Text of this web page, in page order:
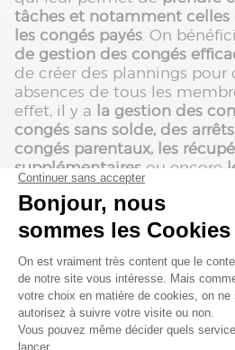
tâches et notamment celles
les congés payés. On
de gestion des congés
de créer des plannings pour
absences de tous les
effet, il y a la gestion des
congés sans solde, des
congés parentaux, les
supplémentaires ou encore
mariage, naissance ou
Bénéficier d’
un outil adéquat dédié à la
et plus globalement à la
condition indispensable
les nombreuses demandes
long de l’année. De cette
gérer les congés payés de